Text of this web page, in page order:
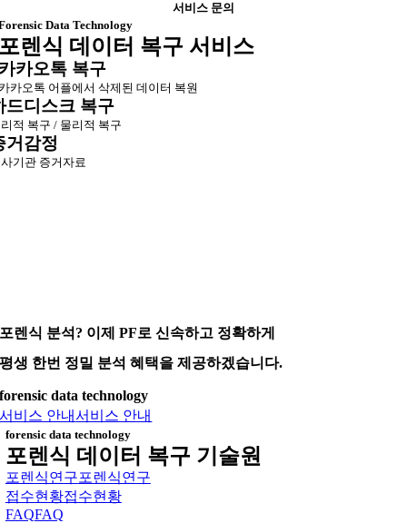
서비스 문의
Data Technology
렌식 데이터 복구 서비스
카오톡 복구
카오톡 어플에서 삭제된 데이터 복원
드디스크 복구
적 복구 / 물리적 복구
거감정
기관 증거자료
포렌식 분석? 이제 PF로 신속하고 정확하게
평생 한번 정밀 분석 혜택을 제공하겠습니다.
forensic data technology
서비스 안내서비스 안내
forensic data technology
포렌식 데이터 복구 기술원
포렌식연구포렌식연구
접수현황접수현황
FAQFAQ